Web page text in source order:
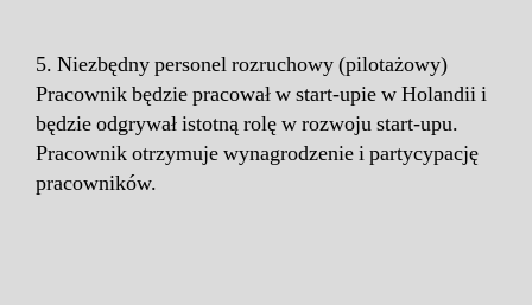
5. Niezbędny personel rozruchowy (pilotażowy)
Pracownik będzie pracował w start-upie w Holandii i
będzie odgrywał istotną rolę w rozwoju start-upu.
Pracownik otrzymuje wynagrodzenie i partycypację
pracowników.